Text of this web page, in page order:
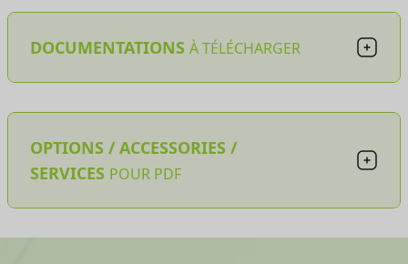
DOCUMENTATIONS À TÉLÉCHARGER
OPTIONS / ACCESSORIES /
SERVICES POUR PDF